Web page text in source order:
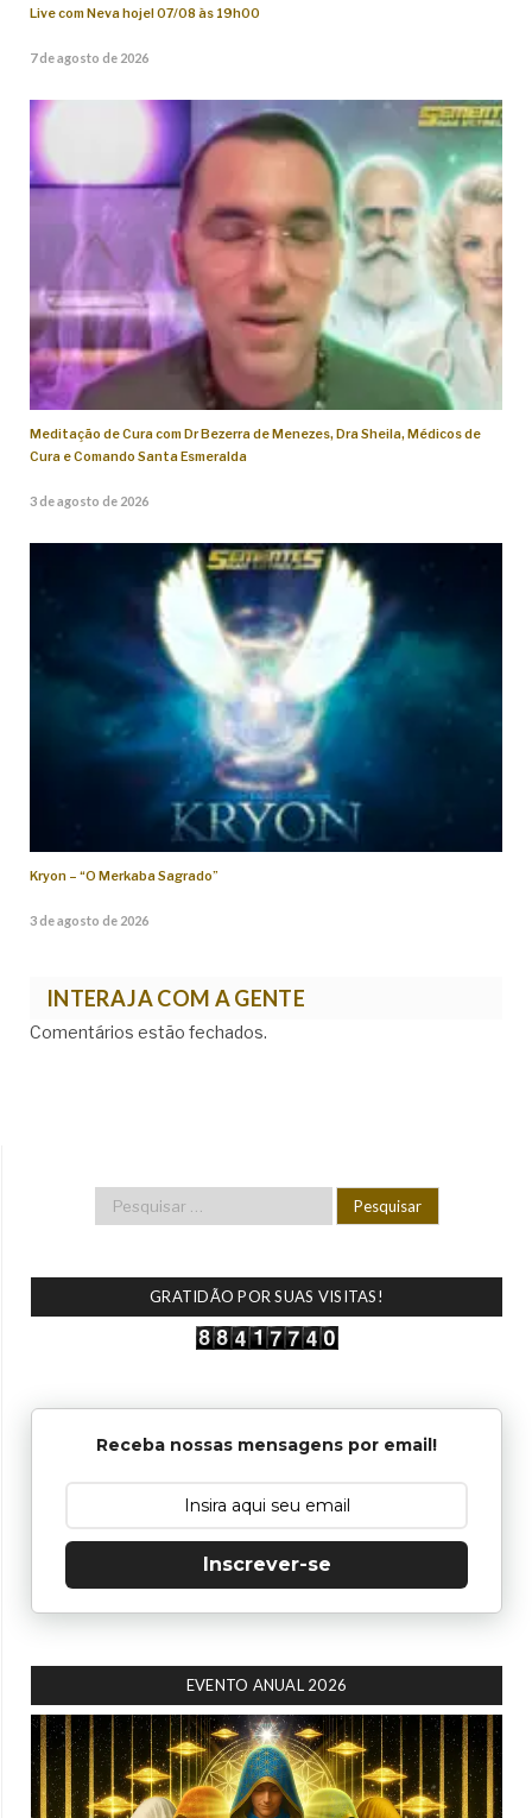
Live com Neva hoje! 07/08 às 19h00
7 de agosto de 2026
Meditação de Cura com Dr Bezerra de Menezes, Dra Sheila, Médicos de
Cura e Comando Santa Esmeralda
3 de agosto de 2026
Kryon – “O Merkaba Sagrado”
3 de agosto de 2026
INTERAJA COM A GENTE
Comentários estão fechados.
GRATIDÃO POR SUAS VISITAS!
Receba nossas mensagens por email!
Inscrever-se
EVENTO ANUAL 2026